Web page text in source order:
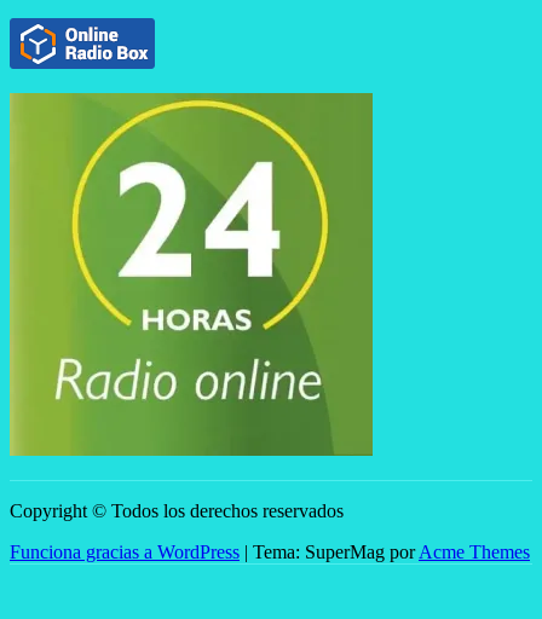
Copyright © Todos los derechos reservados
Funciona gracias a WordPress
Tema: SuperMag porAcme Themes